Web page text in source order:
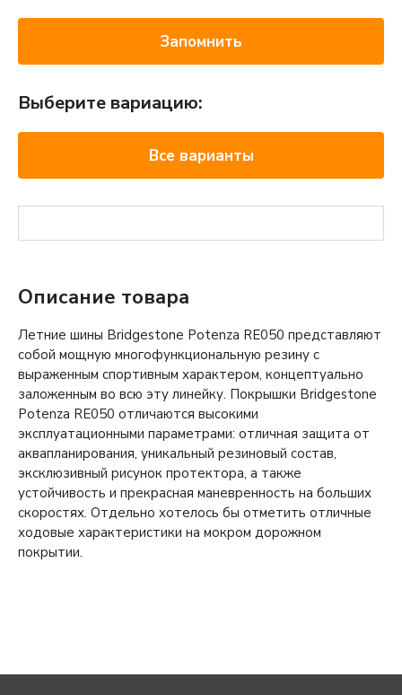
Запомнить
Выберите вариацию:
Все варианты
Описание товара
Летние шины Bridgestone Potenza RE050 представляют
собой мощную многофункциональную резину с
выраженным спортивным характером, концептуально
заложенным во всю эту линейку. Покрышки Bridgestone
Potenza RE050 отличаются высокими
эксплуатационными параметрами: отличная защита от
аквапланирования, уникальный резиновый состав,
эксклюзивный рисунок протектора, а также
устойчивость и прекрасная маневренность на больших
скоростях. Отдельно хотелось бы отметить отличные
ходовые характеристики на мокром дорожном
покрытии.